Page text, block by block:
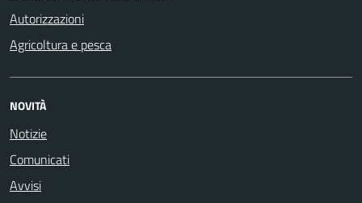
Autorizzazioni
Agricoltura e pesca
NOVITÀ
Notizie
Comunicati
Avvisi